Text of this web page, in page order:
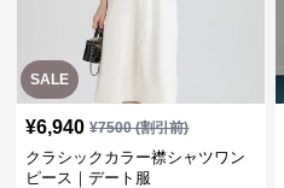
SALE
¥6,940 ¥7500(割引前)
クラシックカラー襟シャツワン
ピース｜デート服